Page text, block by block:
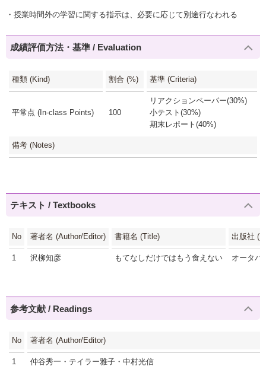
・授業時間外の学習に関する指示は、必要に応じて別途行なわれる
成績評価方法・基準 / Evaluation
種類 (Kind) 割合 (%) 基準 (Criteria)
平常点 (In-class Points) 100
リアクションペーパー(30%)
小テスト(30%)
期末レポート(40%)
備考 (Notes)
テキスト / Textbooks
No 著者名 (Author/Editor) 書籍名 (Title) 出版社
1 沢柳知彦 もてなしだけではもう食えない オータパ
参考文献 / Readings
No 著者名 (Author/Editor)
1 仲谷秀一・テイラー雅子・中村光信